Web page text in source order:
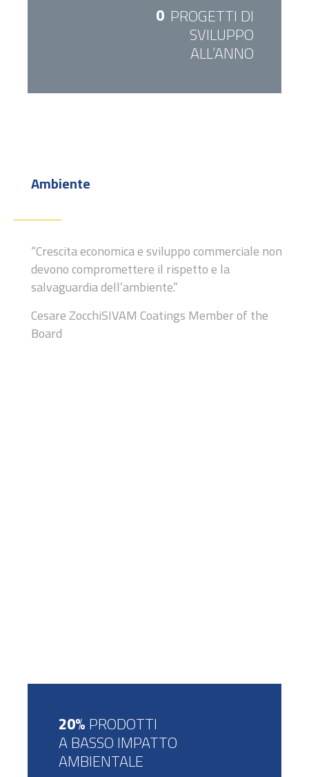
0 PROGETTI DI
SVILUPPO
ALL’ANNO
Ambiente
“Crescita economica e sviluppocommerciale non
devono compromettereil rispetto e la
salvaguardia dell’ambiente.”
Cesare ZocchiSIVAM Coatings Member of the
Board
20%PRODOTTI
A BASSO IMPATTO
AMBIENTALE